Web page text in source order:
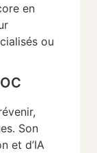
en
ou
Son
et d’IA